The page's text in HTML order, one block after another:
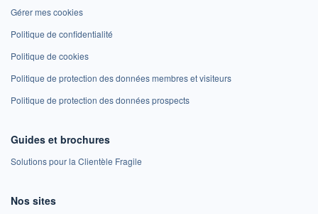
Gérer mes cookies
Politique de confidentialité
Politique de cookies
Politique de protection des données membres et visiteurs
Politique de protection des données prospects
Guides et brochures
Solutions pour la Clientèle Fragile
Nos sites